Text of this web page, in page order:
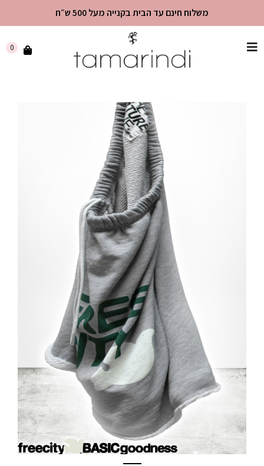
שִׂים
משלוח חינם עד הבית בקנייה מעל 500 ש״ח
0